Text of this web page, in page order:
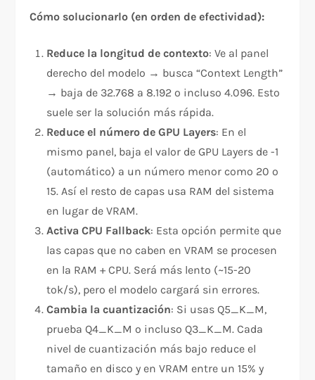
Cómo solucionarlo (en orden de efectividad):
Reduce la longitud de contexto: Ve al panel
derecho del modelo → busca “Context Length”
→ baja de 32.768 a 8.192 o incluso 4.096. Esto
suele ser la solución más rápida.
Reduce el número de GPU Layers: En el
mismo panel, baja el valor de GPU Layers de -1
(automático) a un número menor como 20 o
15. Así el resto de capas usa RAM del sistema
en lugar de VRAM.
Activa CPU Fallback: Esta opción permite que
las capas que no caben en VRAM se procesen
en la RAM + CPU. Será más lento (~15-20
tok/s), pero el modelo cargará sin errores.
Cambia la cuantización: Si usas Q5_K_M,
prueba Q4_K_M o incluso Q3_K_M. Cada
nivel de cuantización más bajo reduce el
tamaño en disco y en VRAM entre un 15% y